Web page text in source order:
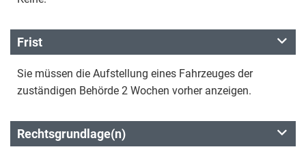
Frist
Sie müssen die Aufstellung eines Fahrzeuges der
zuständigen Behörde 2 Wochen vorher anzeigen.
Rechtsgrundlage(n)